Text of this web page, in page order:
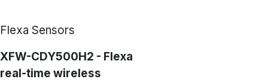
Flexa Sensors
XFW-CDY500H2 - Flexa
real-time wireless